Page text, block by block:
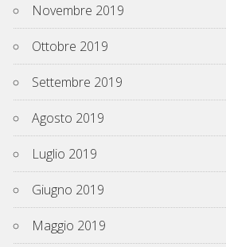
Novembre 2019
Ottobre 2019
Settembre 2019
Agosto 2019
Luglio 2019
Giugno 2019
Maggio 2019